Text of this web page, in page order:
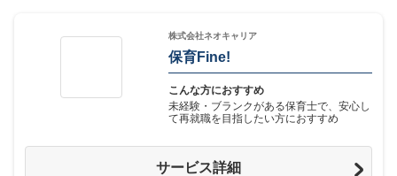
株式会社ネオキャリア
保育Fine!
こんな方におすすめ
未経験・ブランクがある保育士で、安心し
て再就職を目指したい方におすすめ
サービス詳細